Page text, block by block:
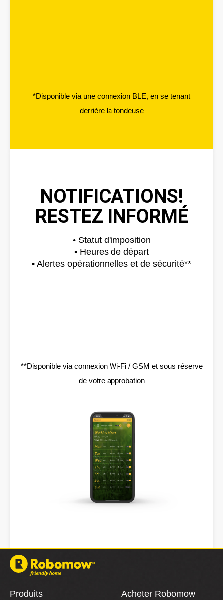
*Disponible via une connexion BLE, en se tenant
derrière la tondeuse
NOTIFICATIONS!
RESTEZ INFORMÉ
• Statut d'imposition
• Heures de départ
• Alertes opérationnelles et de sécurité**
**Disponible via connexion Wi-Fi / GSM et sous réserve
de votre approbation
Produits Acheter Robomow